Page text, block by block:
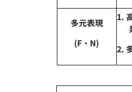
多元表現
(F 、 N)
1.
2.